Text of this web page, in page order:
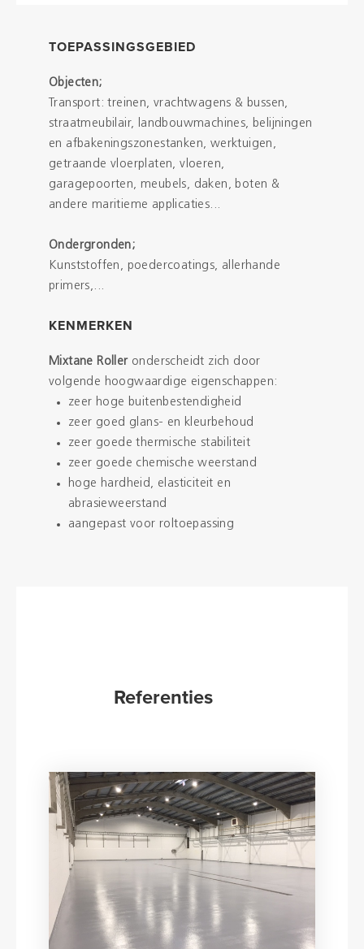
TOEPASSINGSGEBIED
Objecten;
Transport: treinen, vrachtwagens & bussen,
straatmeubilair, landbouwmachines, belijningen
en afbakeningszonestanken, werktuigen,
getraande vloerplaten, vloeren,
garagepoorten, meubels, daken, boten &
andere maritieme applicaties...
Ondergronden;
Kunststoffen, poedercoatings, allerhande
primers,...
KENMERKEN
Mixtane Rolleronderscheidt zich door
volgende hoogwaardige eigenschappen:
zeer hoge buitenbestendigheid
zeer goed glans- en kleurbehoud
zeer goede thermische stabiliteit
zeer goede chemische weerstand
hoge hardheid, elasticiteit en
abrasieweerstand
aangepast voor roltoepassing
Referenties